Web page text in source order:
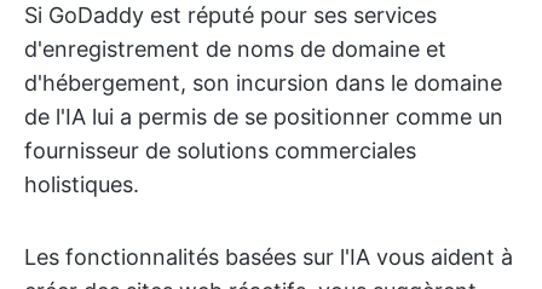
Si GoDaddy est réputé pour ses services
d'enregistrement de noms de domaine et
d'hébergement, son incursion dans le domaine
de l'IA lui a permis de se positionner comme un
fournisseur de solutions commerciales
holistiques.
Les fonctionnalités basées sur l'IA vous aident à